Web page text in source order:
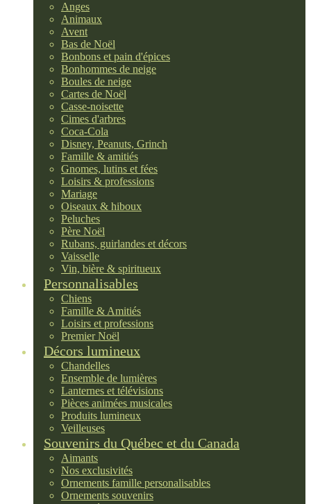
Anges
Animaux
Avent
Bas de Noël
Bonbons et pain d'épices
Bonhommes de neige
Boules de neige
Cartes de Noël
Casse-noisette
Cimes d'arbres
Coca-Cola
Disney, Peanuts, Grinch
Famille & amitiés
Gnomes, lutins et fées
Loisirs & professions
Mariage
Oiseaux & hiboux
Peluches
Père Noël
Rubans, guirlandes et décors
Vaisselle
Vin, bière & spiritueux
Personnalisables
Chiens
Famille & Amitiés
Loisirs et professions
Premier Noël
Décors lumineux
Chandelles
Ensemble de lumières
Lanternes et télévisions
Pièces animées musicales
Produits lumineux
Veilleuses
Souvenirs du Québec et du Canada
Aimants
Nos exclusivités
Ornements famille personalisables
Ornements souvenirs